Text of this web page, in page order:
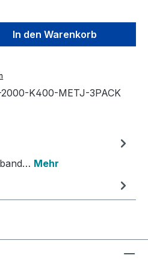
den
In den Warenkorb
K400-METJ-3PACK
Mehr